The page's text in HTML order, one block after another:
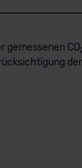
gemessenen CO